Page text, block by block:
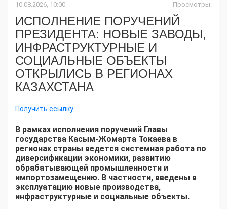
10.08.2026, 10:00 Просмотры:
ИСПОЛНЕНИЕ ПОРУЧЕНИЙ
ПРЕЗИДЕНТА: НОВЫЕ ЗАВОДЫ,
ИНФРАСТРУКТУРНЫЕ И
СОЦИАЛЬНЫЕ ОБЪЕКТЫ
ОТКРЫЛИСЬ В РЕГИОНАХ
КАЗАХСТАНА
Получить ссылку
В рамках исполнения поручений Главы
государства Касым-Жомарта Токаева в
регионах страны ведется системная работа по
диверсификации экономики, развитию
обрабатывающей промышленности и
импортозамещению. В частности, введены в
эксплуатацию новые производства,
инфраструктурные и социальные объекты.